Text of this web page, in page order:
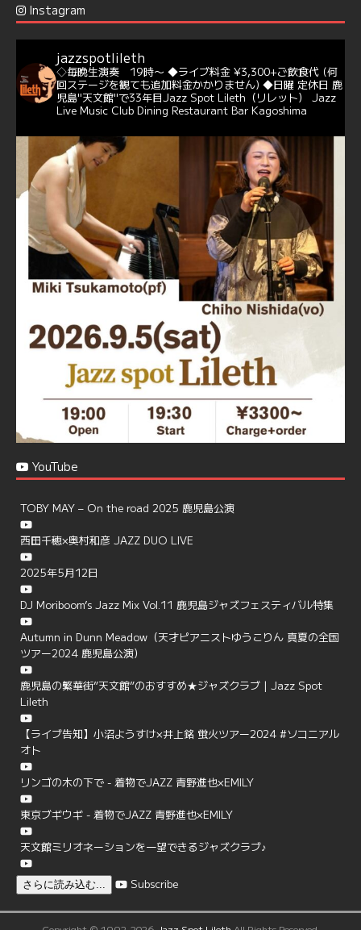
@delightful_gang
バー♪♬
当店での演奏シーンもご覧いただけます❣❣
#天文館ミリオネーション #ジャミラ #クリスマスソング
https://youtu.be/2lhypP4KWc4?si=CEbY-wEg5HDc_iEv
6 Twitter
Jazz Spot Lilet · 11 11月 2024
忘年会＆新年会 ご予約承り中❣❣
☆窓辺から天文館ミリオネーション
☆JAZZの生演奏を聴きながら♪
☆地産地消に拘ったフードメニュー
プラン内容はご予算とご要望に応じてアレンジ可能ですの
で、お気軽にお問い合せください
https://jazzspotlileth.com/recommend/8650
6 7 Twitter
Load More
Instagram
jazzspotlileth
◇毎晩生演奏 19時〜 ◆ライブ料金 ¥3,300+ご飲食代 (何
回ステージを観ても追加料金かかりません) ◆日曜 定休日 鹿
児島"天文館"で33年目Jazz Spot Lileth（リレット）
Jazz
Live Music Club Dining Restaurant Bar Kagoshima
YouTube
TOBY MAY – On the road 2025 鹿児島公演
西田千穂×奥村和彦 JAZZ DUO LIVE
2025年5月12日
DJ Moriboom’s Jazz Mix Vol.11 鹿児島ジャズフェスティバル特集
Autumn in Dunn Meadow（天才ピアニストゆうこりん 真夏の全国
ツアー2024 鹿児島公演）
鹿児島の繁華街”天文館”のおすすめ★ジャズクラブ | Jazz Spot
Lileth
【ライブ告知】小沼ようすけ×井上銘 蛍火ツアー2024 #ソコニアル
オト
リンゴの木の下で - 着物でJAZZ 青野進也×EMILY
東京ブギウギ - 着物でJAZZ 青野進也×EMILY
天文館ミリオネーションを一望できるジャズクラブ♪
さらに読み込む... Subscribe